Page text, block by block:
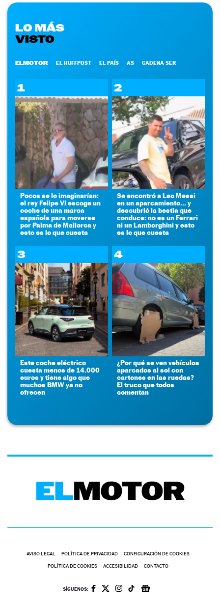
LO MÁS
VISTO
ELMOTOR EL HUFFPOST EL PAÍS AS CADENA SER
1
Pocos se lo imaginarían:
el rey Felipe VI escoge un
coche de una marca
española para moverse
por Palma de Mallorca y
esto es lo que cuesta
2
Se encontró a Leo Messi
en un aparcamiento... y
descubrió la bestia que
conduce: no es un Ferrari
ni un Lamborghini y esto
es lo que cuesta
3
Este coche eléctrico
cuesta menos de 14.000
euros y tiene algo que
muchos BMW ya no
ofrecen
4
¿Por qué se ven vehículos
aparcados al sol con
cartones en las ruedas?
El truco que todos
comentan
AVISO LEGAL POLÍTICA DE PRIVACIDAD CONFIGURACIÓN DE COOKIES
POLÍTICA DE COOKIES ACCESIBILIDAD CONTACTO
SÍGUENOS: